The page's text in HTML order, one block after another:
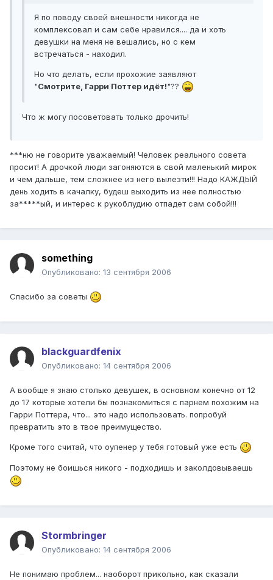
Я по поводу своей внешности никогда не
комплексовал и сам себе нравился.... да и хоть
девушки на меня не вешались, но с кем
встречаться - находил.
Но что делать, если прохожие заявляют
"Смотрите, Гарри Поттер идёт!"??
Что ж могу посоветовать только дрочить!
***ню не говорите уважаемый! Человек реального совета
просит! А дрочкой люди загоняются в свой маленький мирок
и чем дальше, тем сложнее из него вылезти!!! Надо КАЖДЫЙ
день ходить в качалку, будеш выходить из нее полностью
за*****ый, и интерес к рукоблудию отпадет сам собой!!!
something
Опубликовано: 13 сентября 2006
Спасибо за советы
blackguardfenix
Опубликовано: 14 сентября 2006
А вообще я знаю столько девушек, в основном конечно от 12
до 17 которые хотели бы познакомиться с парнем похожим на
Гарри Поттера, что... это надо использовать. попробуй
превратить это в твое преимущество.
Кроме того считай, что оупенер у тебя готовый уже есть
Поэтому не боишься никого - подходишь и заколдовываешь
Stormbringer
Опубликовано: 14 сентября 2006
Не понимаю проблем... наоборот прикольно, как сказали